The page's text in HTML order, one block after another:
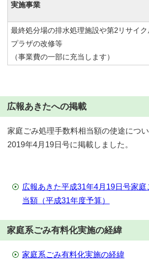
実施事業
最終処分場の排水処理施設や第2リサイク
プラザの改修等
（事業費の一部に充当します）
広報あきたへの掲載
家庭ごみ処理手数料相当額の使途につ
2019年4月19日号に掲載しました。
広報あきた平成31年4月19日号家
当額（平成31年度予算）
家庭系ごみ有料化実施の経緯
家庭系ごみ有料化実施の経緯